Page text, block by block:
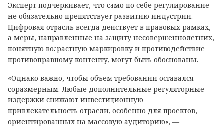
Эксперт подчеркивает, что само по себе регулирование
не обязательно препятствует развитию индустрии.
Цифровая отрасль всегда действует в правовых рамках,
а меры, направленные на защиту несовершеннолетних,
понятную возрастную маркировку и противодействие
противоправному контенту, могут быть обоснованы.
«Однако важно, чтобы объем требований оставался
соразмерным. Любые дополнительные регуляторные
издержки снижают инвестиционную
привлекательность отрасли, особенно для проектов,
ориентированных на массовую аудиторию», —